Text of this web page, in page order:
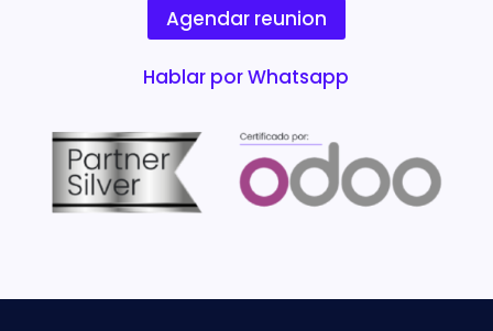
Agendar reunion
Hablar por Whatsapp